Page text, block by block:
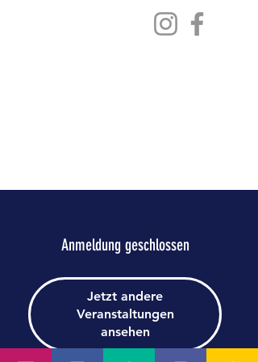
Anmeldung geschlossen
Jetzt andere
Veranstaltungen
ansehen